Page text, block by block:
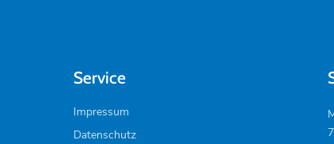
Service
Impressum
Datenschutz